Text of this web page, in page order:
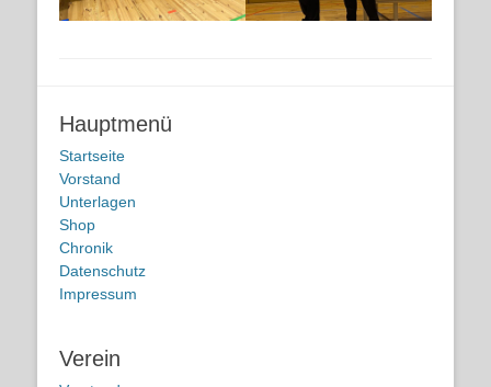
Hauptmenü
Startseite
Vorstand
Unterlagen
Shop
Chronik
Datenschutz
Impressum
Verein